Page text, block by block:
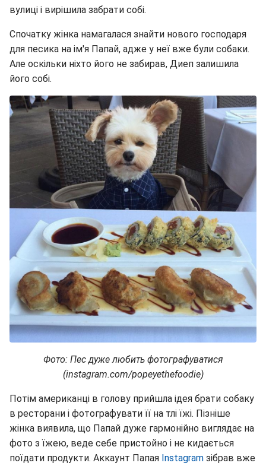
вулиці і вирішила забрати собі.
Спочатку жінка намагалася знайти нового господаря
для песика на ім'я Папай, адже у неї вже були собаки.
Але оскільки ніхто його не забирав, Диеп залишила
його собі.
Фото: Пес дуже любить фотографуватися
(instagram.com/popeyethefoodie)
Потім американці в голову прийшла ідея брати собаку
в ресторани і фотографувати її на тлі їжі. Пізніше
жінка виявила, що Папай дуже гармонійно виглядає на
фото з їжею, веде себе пристойно і не кидається
поїдати продукти. Аккаунт Папая Instagram зібрав вже